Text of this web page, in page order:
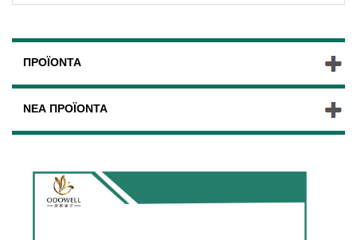
ΠΡΟΪΌΝΤΑ
ΝΈΑ ΠΡΟΪΌΝΤΑ